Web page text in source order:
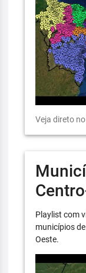
Veja direto
Playlist com
municípios
Oeste.